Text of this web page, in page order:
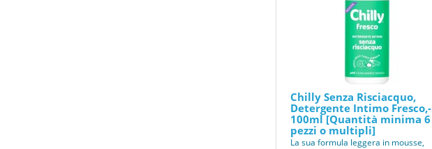
Chilly Senza Risciacquo,
Detergente Intimo Fresco,-
100ml [Quantità minima 6
pezzi o multipli]
La sua formula leggera in mousse,